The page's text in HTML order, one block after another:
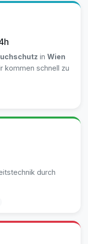
in Wien
kommen schnell zu
durch